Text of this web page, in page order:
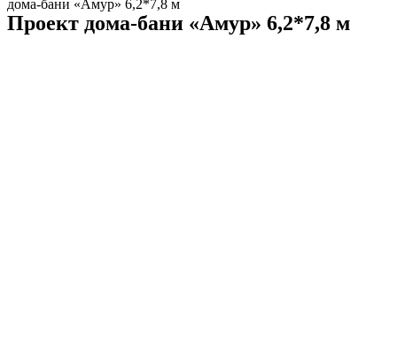
дома-бани «Амур» 6,2*7,8 м
Проект дома-бани «Амур» 6,2*7,8 м